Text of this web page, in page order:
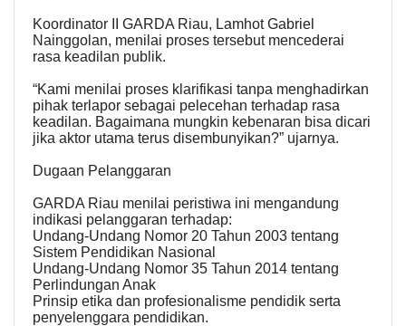
Koordinator II GARDA Riau, Lamhot Gabriel
Nainggolan, menilai proses tersebut mencederai
rasa keadilan publik.
“Kami menilai proses klarifikasi tanpa menghadirkan
pihak terlapor sebagai pelecehan terhadap rasa
keadilan. Bagaimana mungkin kebenaran bisa dicari
jika aktor utama terus disembunyikan?” ujarnya.
Dugaan Pelanggaran
GARDA Riau menilai peristiwa ini mengandung
indikasi pelanggaran terhadap:
Undang-Undang Nomor 20 Tahun 2003 tentang
Sistem Pendidikan Nasional
Undang-Undang Nomor 35 Tahun 2014 tentang
Perlindungan Anak
Prinsip etika dan profesionalisme pendidik serta
penyelenggara pendidikan.